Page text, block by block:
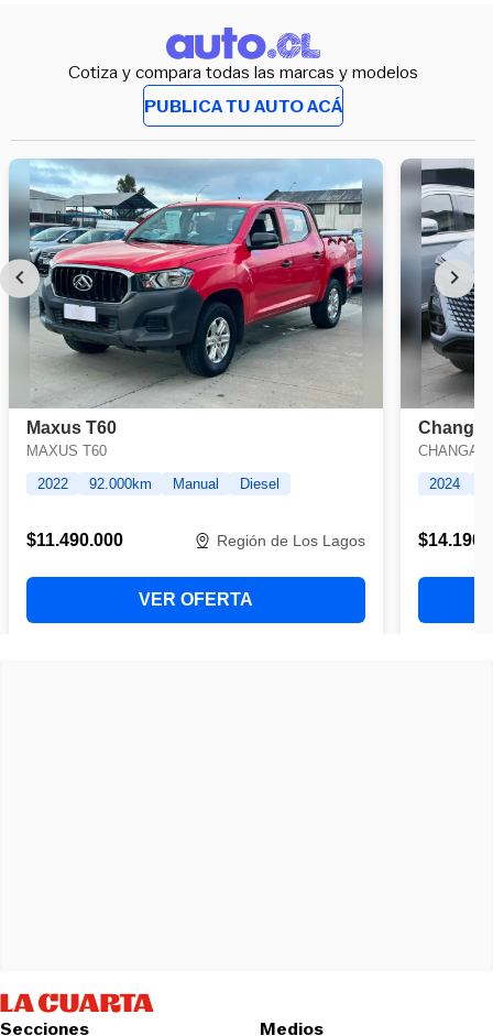
Cotiza y compara todas las marcas y modelos
PUBLICA TU AUTO ACÁ
Secciones Medios